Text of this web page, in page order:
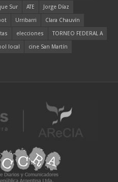
Sur ATE
Jorge Díaz
Urribarri
Clara Chauvín
elecciones
TORNEO FEDERAL A
local cine San Martín